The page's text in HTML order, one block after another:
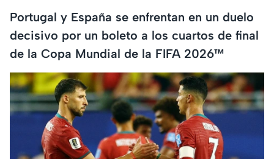
Portugal y España se enfrentan en un duelo
decisivo por un boleto a los cuartos de final
de la Copa Mundial de la FIFA 2026™